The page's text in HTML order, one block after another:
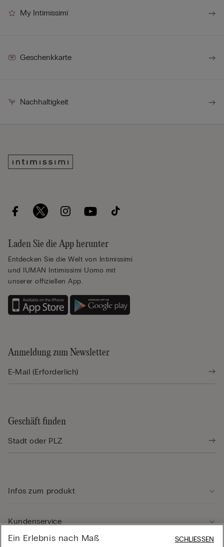
My Intimissimi
Geschenkkarte
Nachhaltigkeit
Laden Sie die App herunter
Entdecken Sie die Welt von Intimissimi
und IUMAN Intimissimi Uomo mit
unserer offiziellen App.
Anmeldung zum Newsletter
Geschäft finden
Infos zum produkt
Kundenservice
Ein Erlebnis nach Maß SCHLIESSEN